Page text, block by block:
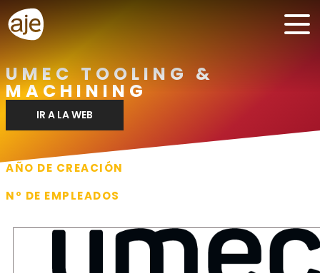
UMEC TOOLING &
MACHINING
IR A LA WEB
AÑO DE CREACIÓN
Nº DE EMPLEADOS